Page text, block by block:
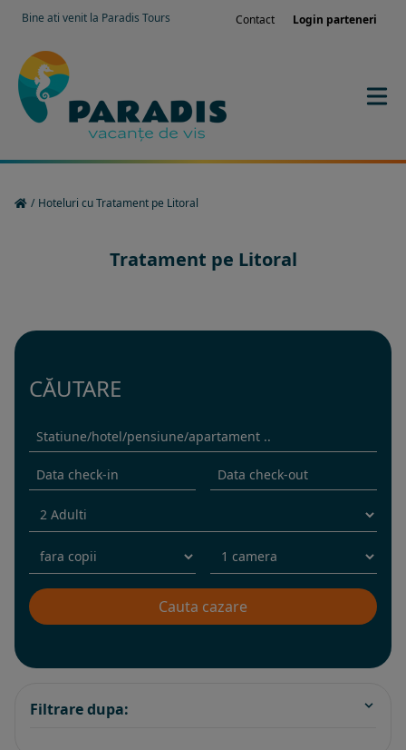
Bine ati venit la Paradis Tours Contact Login parteneri
/ Hoteluri cu Tratament pe Litoral
Tratament pe Litoral
CĂUTARE
Filtrare dupa: